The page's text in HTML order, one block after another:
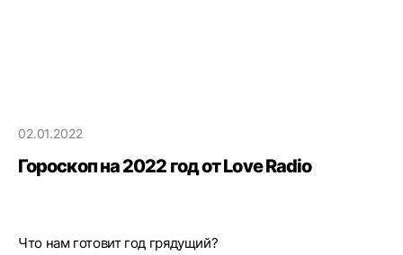
02.01.2022
Гороскоп на 2022 год от Love Radio
Что нам готовит год грядущий?